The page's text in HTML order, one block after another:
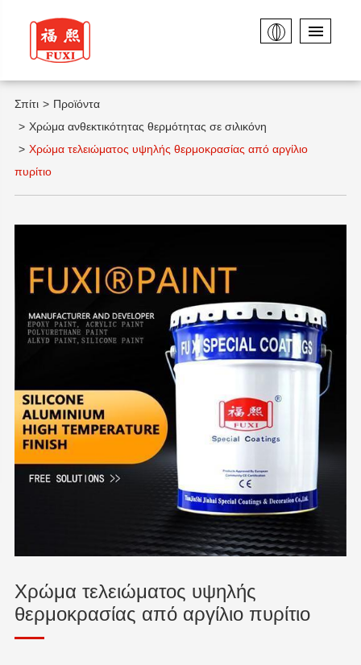
Σπίτι
Προϊόντα
Χρώμα ανθεκτικότητας θερμότητας σε σιλικόνη
Χρώμα τελειώματος υψηλής θερμοκρασίας από αργίλιο
πυρίτιο
Χρώμα τελειώματος υψηλής
θερμοκρασίας από αργίλιο πυρίτιο